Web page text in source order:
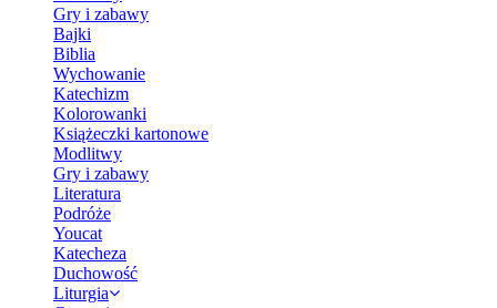
Gry i zabawy
Bajki
Biblia
Wychowanie
Katechizm
Kolorowanki
Książeczki kartonowe
Modlitwy
Gry i zabawy
Literatura
Podróże
Youcat
Katecheza
Duchowość
Liturgia